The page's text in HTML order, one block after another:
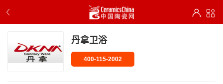
丹拿卫浴
400-115-2002